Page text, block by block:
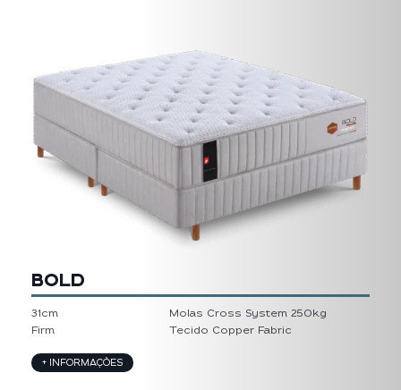
BOLD
31cm
Firm
Molas Cross System 250kg
Tecido Copper Fabric
+ INFORMAÇÕES